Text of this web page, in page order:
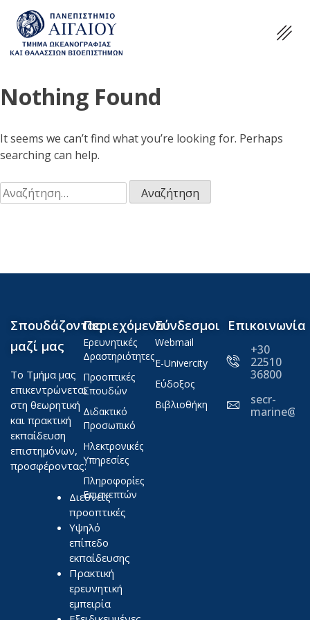
Nothing Found
It seems we can’t find what you’re looking for. Perhaps
searching can help.
Σπουδάζοντας
μαζί μας
Το Τμήμα μας
επικεντρώνεται
στη θεωρητική
και πρακτική
εκπαίδευση
επιστημόνων,
προσφέροντας:
Διεθνείς
προοπτικές
Υψηλό
επίπεδο
εκπαίδευσης
Πρακτική
ερευνητική
εμπειρία
Περιεχόμενα
Ερευνητικές
Δραστηριότητες
Προοπτικές
Σπουδών
Διδακτικό
Προσωπικό
Ηλεκτρονικές
Υπηρεσίες
Πληροφορίες
Επισκεπτών
Σύνδεσμοι
Webmail
E-Univercity
Εύδοξος
Βιβλιοθήκη
Επικοινωνία
+30
22510
36800
secr-